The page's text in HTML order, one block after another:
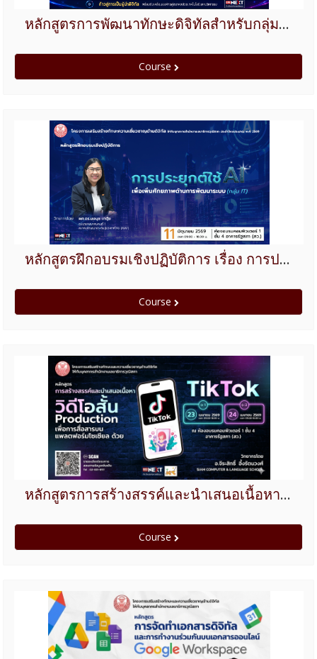
หลักสูตรการพัฒนาทักษะดิจิทัลสำหรับกลุ่มผู้บริหารของส่วนราชการสังกัดรัฐสภา
Course
หลักสูตรฝึกอบรมเชิงปฏิบัติการ เรื่อง การประยุกต์ใช้ AI เพื่อเพิ่มศักยภาพด้านการพัฒนาระบบ สำหรับกลุ่มผู้ปฏิบัติงานด้านเทคโนโลยีดิจิทัลโดยตรง (IT)
Course
หลักสูตรการสร้างสรรค์และนำเสนอเนื้อหาด้วยวิดีโอสั้น (Short Video Production) เพื่อการสื่อสารบนแพลตฟอร์มโชเชียลด้วย Tiktok
Course